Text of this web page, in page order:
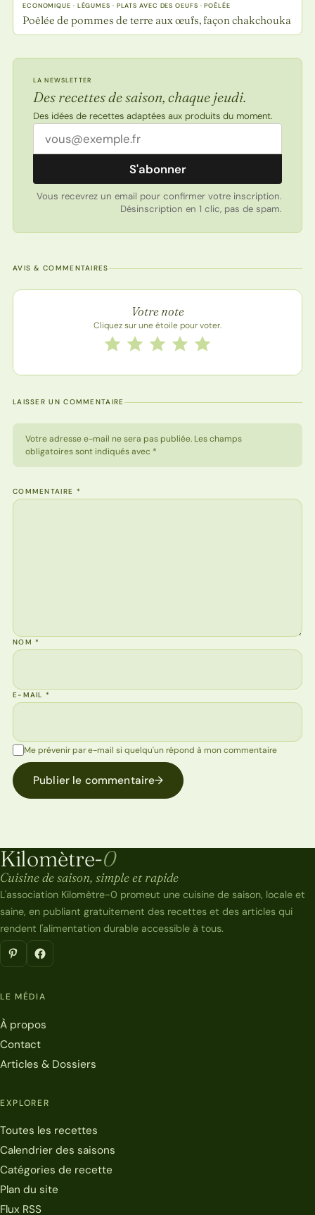
ECONOMIQUE · LÉGUMES · PLATS AVEC DES OEUFS · POÊLÉE
Poêlée de pommes de terre aux œufs, façon chakchouka
LA NEWSLETTER
Des recettes de saison, chaque jeudi.
Des idées de recettes adaptées aux produits du moment.
Adresse email
S'abonner
Vous recevrez un email pour confirmer votre inscription.
Désinscription en 1 clic, pas de spam.
AVIS & COMMENTAIRES
Note de la recette
Votre note
Cliquez sur une étoile pour voter.
Notez cette recette de 1 à 5 étoiles
5 étoiles
4 étoiles
3 étoiles
2 étoiles
1 étoile
LAISSER UN COMMENTAIRE
Votre adresse e-mail ne sera pas publiée. Les champs
obligatoires sont indiqués avec *
COMMENTAIRE *
NOM*
E-MAIL*
Me prévenir par e-mail si quelqu'un répond à mon commentaire
Publier le commentaire→
Kilomètre-0
Kilomètre-0
Cuisine de saison, simple et rapide
L'association Kilomètre-0 promeut une cuisine de saison, locale et
saine, en publiant gratuitement des recettes et des articles qui
rendent l'alimentation durable accessible à tous.
LE MÉDIA
À propos
Contact
Articles & Dossiers
EXPLORER
Toutes les recettes
Calendrier des saisons
Catégories de recette
Plan du site
Flux RSS